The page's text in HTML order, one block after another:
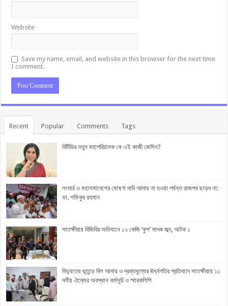
Website
Save my name, email, and website in this browser for the next time
I comment.
Recent Popular Comments Tags
বিটিভির নতুন মহাপরিচালক কে এই কাজী জেসিন?
লংমার্চ ও মহাসমাবেশের ঘোষণা দাবি আদায় না হওয়া পর্যন্ত রাজপথ ছাড়ব না:
ডা. শফিকুর রহমান
সাতক্ষীরায় বিজিবির অভিযানে ১২ কেজি ‘কুশ’ মাদক জব্দ, আটক ১
বিদ্যুতের ভূতুড়ে বিল আদায় ও দ্রব্যমূল্যের ঊর্ধ্বগতির প্রতিবাদে সাতক্ষীরায় ১১
দলীয় ঐক্যের অবস্থান কর্মসূচি ও স্মারকলিপি